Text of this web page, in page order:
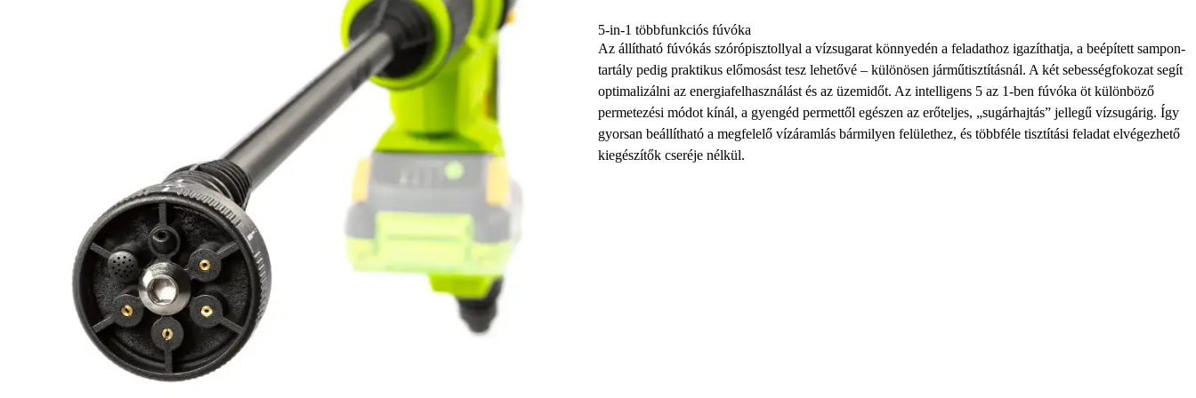
5-in-1 többfunkciós fúvóka
Az állítható fúvókás szórópisztollyal a vízsugarat könnyedén a feladathoz igazíthatja, a beépített sampon­
tartály pedig praktikus előmosást tesz lehetővé – különösen járműtisztításnál. A két sebességfokozat segít
optimalizálni az energiafelhasználást és az üzemidőt. Az intelligens 5 az 1-ben fúvóka öt különböző
permetezési módot kínál, a gyengéd permettől egészen az erőteljes, „sugárhajtás” jellegű vízsugárig. Így
gyorsan beállítható a megfelelő vízáramlás bármilyen felülethez, és többféle tisztítási feladat elvégezhető
kiegészítők cseréje nélkül.